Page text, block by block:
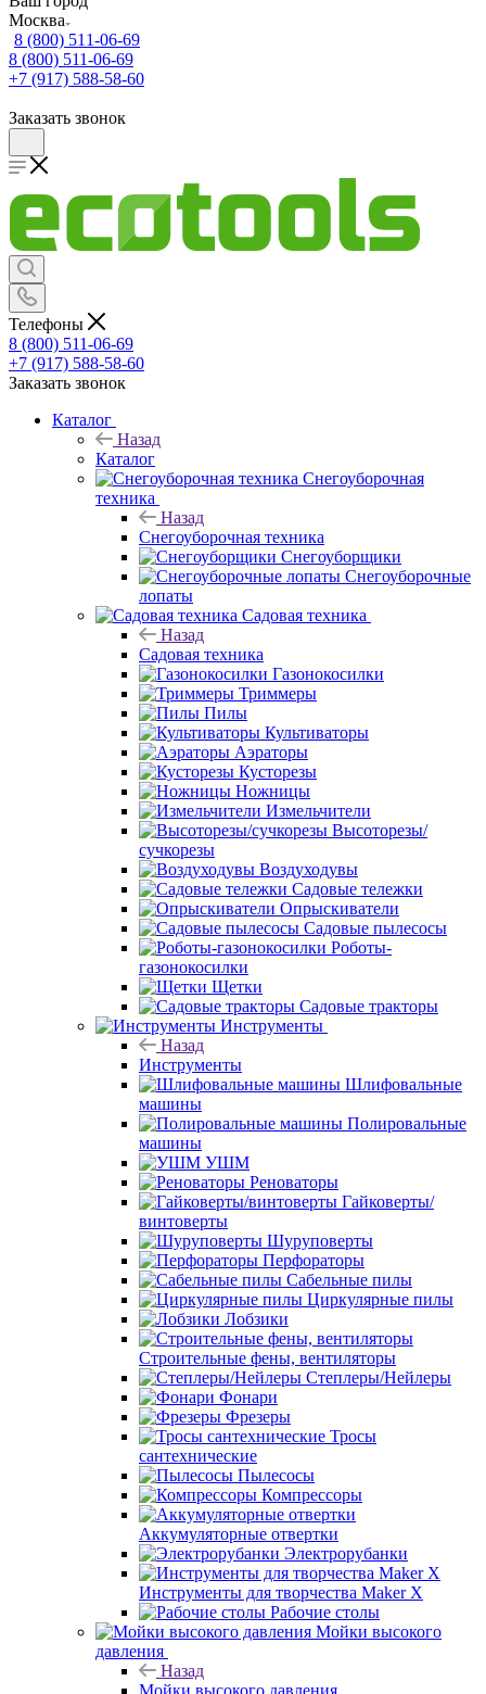
Москва
8 (800) 511-06-69
8 (800) 511-06-69
+7 (917) 588-58-60
Заказать звонок
Телефоны
8 (800) 511-06-69
+7 (917) 588-58-60
Заказать звонок
Каталог
Назад
Каталог
Снегоуборочная
техника
Назад
Снегоуборочная техника
Снегоуборщики
Снегоуборочные
лопаты
Садовая техника
Назад
Садовая техника
Газонокосилки
Триммеры
Пилы
Культиваторы
Аэраторы
Кусторезы
Ножницы
Измельчители
Высоторезы/
сучкорезы
Воздуходувы
Садовые тележки
Опрыскиватели
Садовые пылесосы
Роботы-
газонокосилки
Щетки
Садовые тракторы
Инструменты
Назад
Инструменты
Шлифовальные
машины
Полировальные
машины
УШМ
Реноваторы
Гайковерты/
винтоверты
Шуруповерты
Перфораторы
Сабельные пилы
Циркулярные пилы
Лобзики
Строительные фены, вентиляторы
Степлеры/Нейлеры
Фонари
Фрезеры
Тросы
сантехнические
Пылесосы
Компрессоры
Аккумуляторные отвертки
Электрорубанки
Инструменты для творчества Maker X
Рабочие столы
Мойки высокого
давления
Назад
Мойки высокого давления